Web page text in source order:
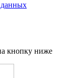
данных
кнопку ниже